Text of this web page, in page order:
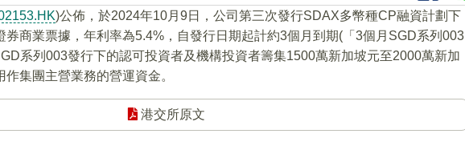
)公佈，於2024年10月9日，公司第三次發行SDAX多幣種CP融資計劃下
券商業票據，年利率為5.4%，自發行日期起計約3個月到期(「3個月SGD系列003
系列003發行下的認可投資者及機構投資者籌集1500萬新加坡元至2000萬新加
集團主營業務的營運資金。
港交所原文